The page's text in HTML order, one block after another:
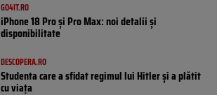
GO4IT.RO
iPhone 18 Pro și Pro Max: noi detalii și
disponibilitate
DESCOPERA.RO
Studenta care a sfidat regimul lui Hitler și a plătit
cu viața